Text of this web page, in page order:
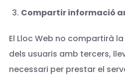
Compartir informació
El Lloc Web no compartirà
dels usuaris amb tercers,
necessari per prestar el